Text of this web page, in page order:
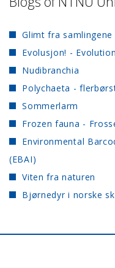
Glimt fra samlingene
Evolusjon! -
Nudibranchia
Polychaeta -
Sommerlarm
Frozen fauna -
Environmental
(EBAI)
Viten fra naturen
Bjørnedyr i norske